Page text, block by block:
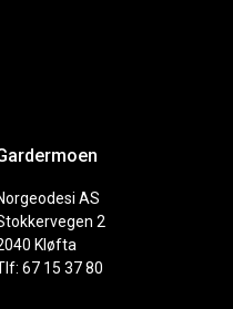
AS
2
Kløfta
67 15 37 80